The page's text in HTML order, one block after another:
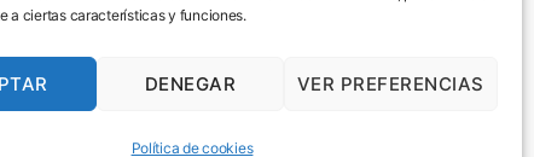
a ciertas características y funciones.
DENEGAR VER PREFERENCIAS
Política de cookies